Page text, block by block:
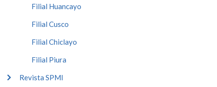
Filial Huancayo
Filial Cusco
Filial Chiclayo
Filial Piura
Revista SPMI